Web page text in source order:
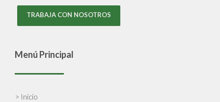
TRABAJA CON NOSOTROS
Menú Principal
> Inicio